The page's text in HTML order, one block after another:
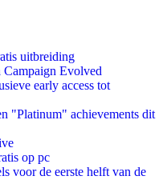
uitbreiding
Evolved
early access tot
"Platinum" achievements dit
op pc
voor de eerste helft van de